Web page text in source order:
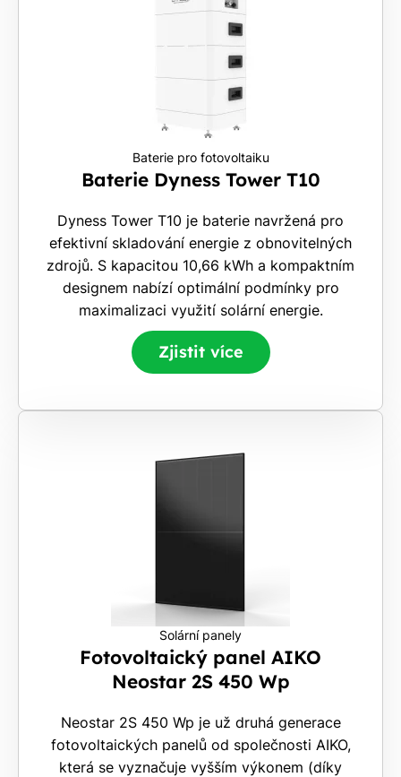
Baterie pro fotovoltaiku
Baterie Dyness Tower T10
Dyness Tower T10 je baterie navržená pro
efektivní skladování energie z obnovitelných
zdrojů. S kapacitou 10,66 kWh a kompaktním
designem nabízí optimální podmínky pro
maximalizaci využití solární energie.
Zjistit více
Solární panely
Fotovoltaický panel AIKO
Neostar 2S 450 Wp
Neostar 2S 450 Wp je už druhá generace
fotovoltaických panelů od společnosti AIKO,
která se vyznačuje vyšším výkonem (díky